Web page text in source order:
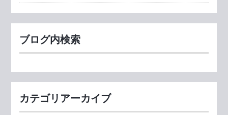
ブログ内検索
カテゴリアーカイブ